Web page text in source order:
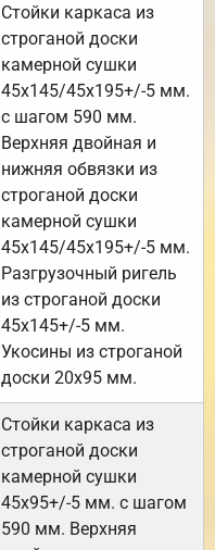
Стойки каркаса из
строганой доски
камерной сушки
45х145/45х195+/-5 мм.
с шагом 590 мм.
Верхняя двойная и
нижняя обвязки из
строганой доски
камерной сушки
45х145/45х195+/-5 мм.
Разгрузочный ригель
из строганой доски
45х145+/-5 мм.
Укосины из строганой
доски 20х95 мм.
Стойки каркаса из
строганой доски
камерной сушки
45х95+/-5 мм. с шагом
590 мм. Верхняя